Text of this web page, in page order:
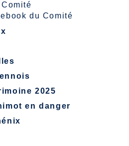
du Comité
2025
en danger